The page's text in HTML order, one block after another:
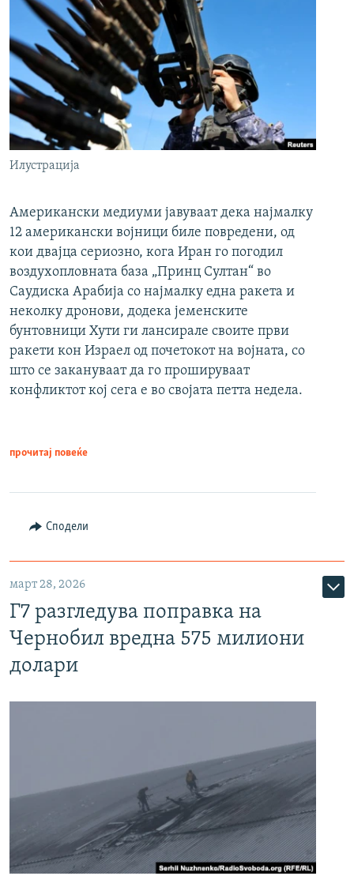
Илустрација
Американски медиуми јавуваат дека најмалку
12 американски војници биле повредени, од
кои двајца сериозно, кога Иран го погодил
воздухопловната база „Принц Султан“ во
Саудиска Арабија со најмалку една ракета и
неколку дронови, додека јеменските
бунтовници Хути ги лансирале своите први
ракети кон Израел од почетокот на војната, со
што се закануваат да го прошируваат
конфликтот кој сега е во својата петта недела.
прочитај повеќе
Сподели
март 28, 2026
Г7 разгледува поправка на
Чернобил вредна 575 милиони
долари